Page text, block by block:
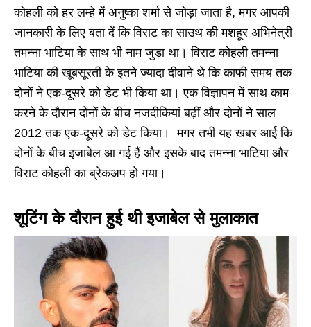
कोहली को हर लम्हे में अनुष्का शर्मा से जोड़ा जाता है, मगर आपकी
जानकारी के लिए बता दें कि विराट का साउथ की मशहूर अभिनेत्री
तमन्ना भाटिया के साथ भी नाम जुड़ा था। विराट कोहली तमन्ना
भाटिया की खूबसूरती के इतने ज्यादा दीवाने थे कि काफी समय तक
दोनों ने एक-दूसरे को डेट भी किया था। एक विज्ञापन में साथ काम
करने के दौरान दोनों के बीच नजदीकियां बढ़ीं और दोनों ने साल
2012 तक एक-दूसरे को डेट किया। मगर तभी यह खबर आई कि
दोनों के बीच इजाबेल आ गई हैं और इसके बाद तमन्ना भाटिया और
विराट कोहली का ब्रेकअप हो गया।
शूटिंग के दौरान हुई थी इजाबेल से मुलाकात